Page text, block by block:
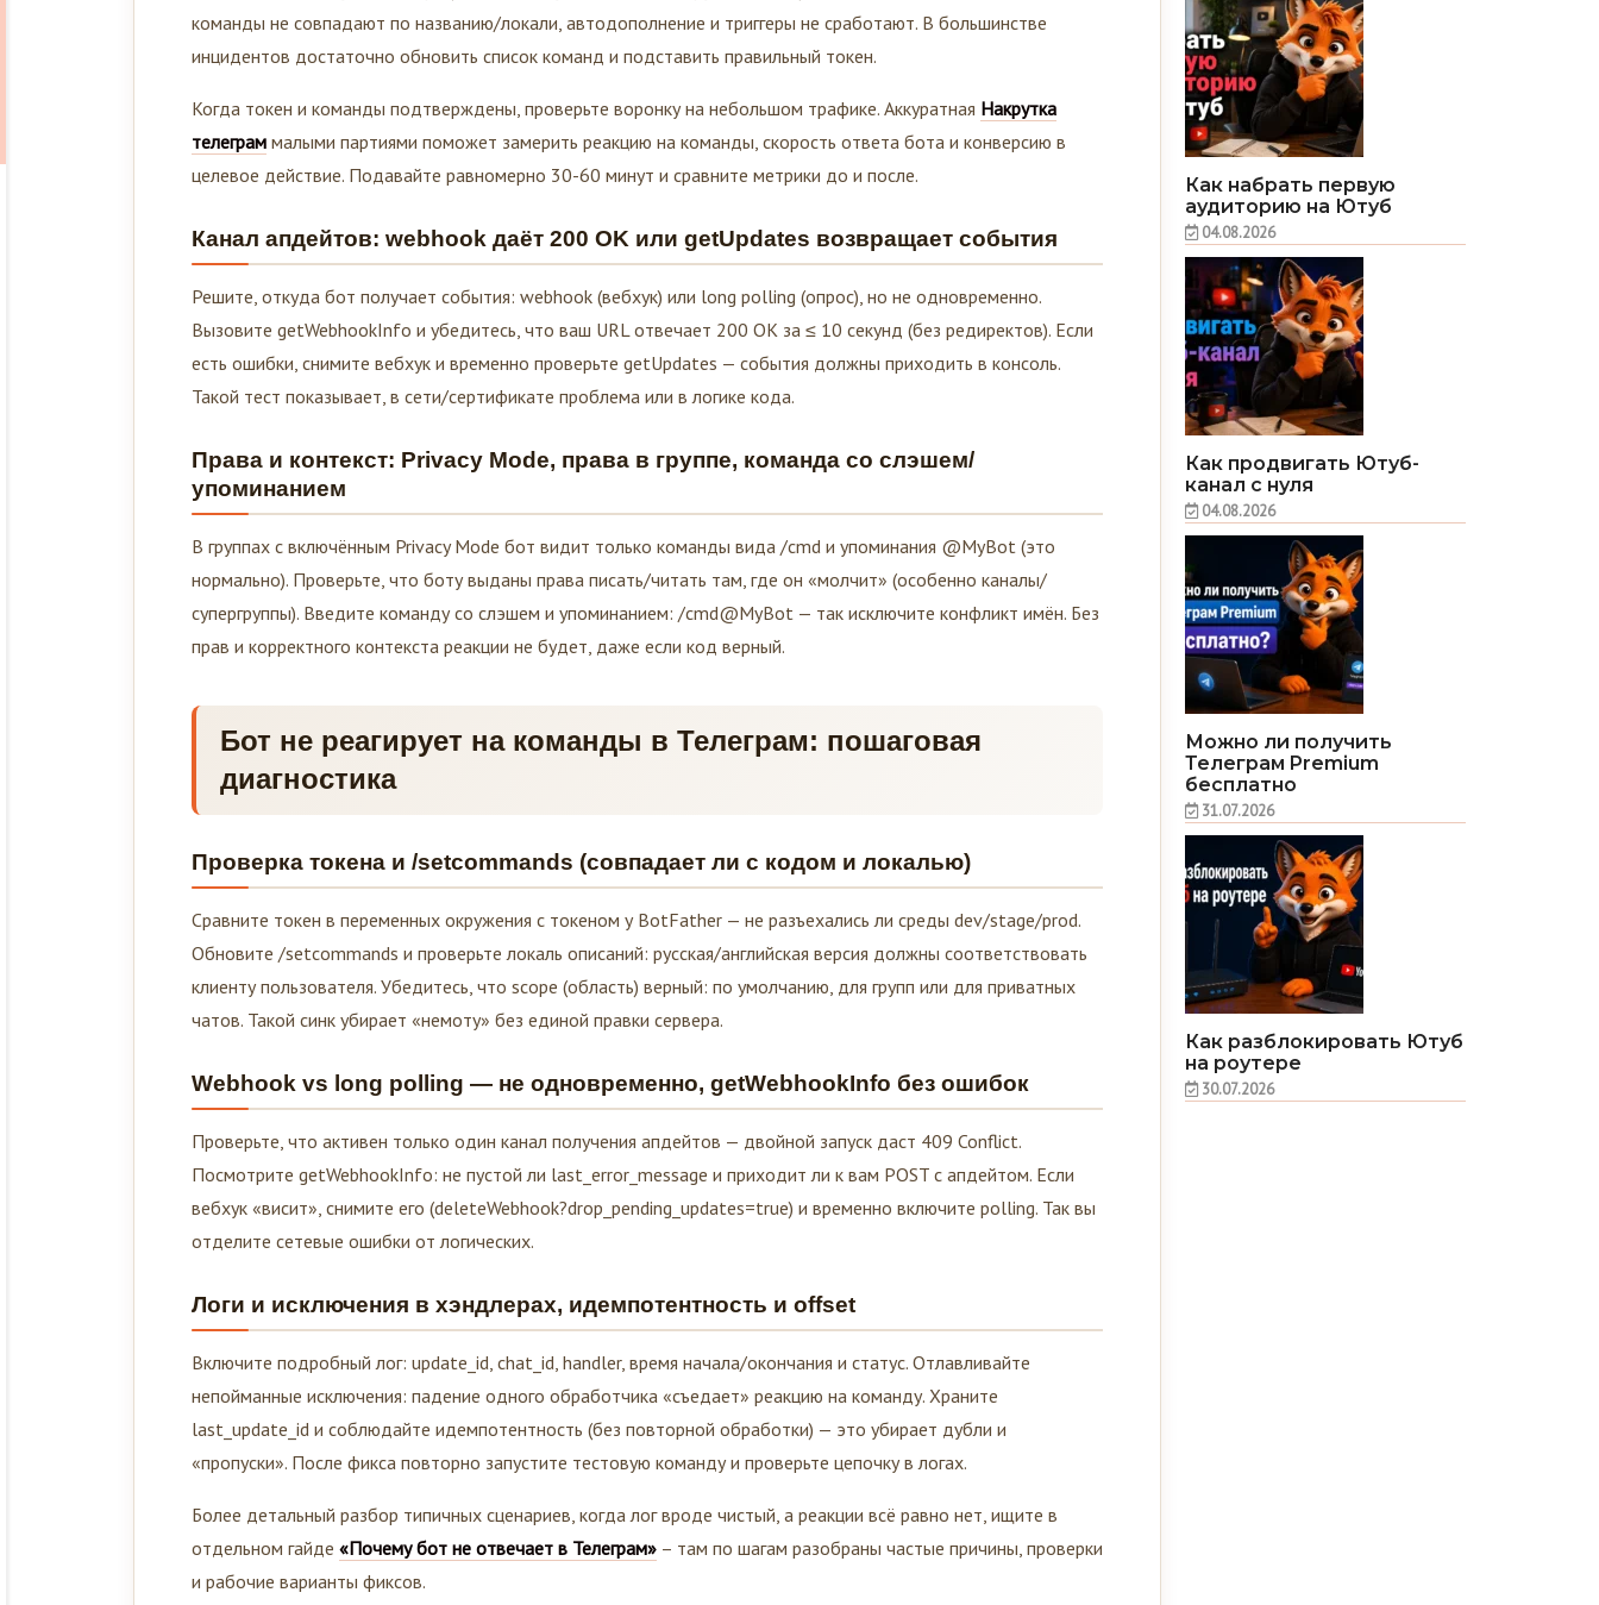
команды не совпадают по названию/локали, автодополнение и триггеры не сработают. В большинстве
инцидентов достаточно обновить список команд и подставить правильный токен.
Когда токен и команды подтверждены, проверьте воронку на небольшом трафике. Аккуратная Накрутка
телеграм малыми партиями поможет замерить реакцию на команды, скорость ответа бота и конверсию в
целевое действие. Подавайте равномерно 30-60 минут и сравните метрики до и после.
Канал апдейтов: webhook даёт 200 OK или getUpdates возвращает события
Решите, откуда бот получает события: webhook (вебхук) или long polling (опрос), но не одновременно.
Вызовите getWebhookInfo и убедитесь, что ваш URL отвечает 200 OK за ≤ 10 секунд (без редиректов). Если
есть ошибки, снимите вебхук и временно проверьте getUpdates — события должны приходить в консоль.
Такой тест показывает, в сети/сертификате проблема или в логике кода.
Права и контекст: Privacy Mode, права в группе, команда со слэшем/
упоминанием
В группах с включённым Privacy Mode бот видит только команды вида /cmd и упоминания @MyBot (это
нормально). Проверьте, что боту выданы права писать/читать там, где он «молчит» (особенно каналы/
супергруппы). Введите команду со слэшем и упоминанием: /cmd@MyBot — так исключите конфликт имён. Без
прав и корректного контекста реакции не будет, даже если код верный.
Бот не реагирует на команды в Телеграм: пошаговая
диагностика
Проверка токена и /setcommands (совпадает ли с кодом и локалью)
Сравните токен в переменных окружения с токеном у BotFather — не разъехались ли среды dev/stage/prod.
Обновите /setcommands и проверьте локаль описаний: русская/английская версия должны соответствовать
клиенту пользователя. Убедитесь, что scope (область) верный: по умолчанию, для групп или для приватных
чатов. Такой синк убирает «немоту» без единой правки сервера.
Webhook vs long polling — не одновременно, getWebhookInfo без ошибок
Проверьте, что активен только один канал получения апдейтов — двойной запуск даст 409 Conflict.
Посмотрите getWebhookInfo: не пустой ли last_error_message и приходит ли к вам POST с апдейтом. Если
вебхук «висит», снимите его (deleteWebhook?drop_pending_updates=true) и временно включите polling. Так вы
отделите сетевые ошибки от логических.
Логи и исключения в хэндлерах, идемпотентность и offset
Включите подробный лог: update_id, chat_id, handler, время начала/окончания и статус. Отлавливайте
непойманные исключения: падение одного обработчика «съедает» реакцию на команду. Храните
last_update_id и соблюдайте идемпотентность (без повторной обработки) — это убирает дубли и
«пропуски». После фикса повторно запустите тестовую команду и проверьте цепочку в логах.
Более детальный разбор типичных сценариев, когда лог вроде чистый, а реакции всё равно нет, ищите в
отдельном гайде
«Почему бот не отвечает в Телеграм»
– там по шагам разобраны частые причины, проверки
и рабочие варианты фиксов.
Как набрать первую
аудиторию на Ютуб
04.08.2026
Как продвигать Ютуб-
канал с нуля
04.08.2026
Можно ли получить
Телеграм Premium
бесплатно
31.07.2026
Как разблокировать Ютуб
на роутере
30.07.2026